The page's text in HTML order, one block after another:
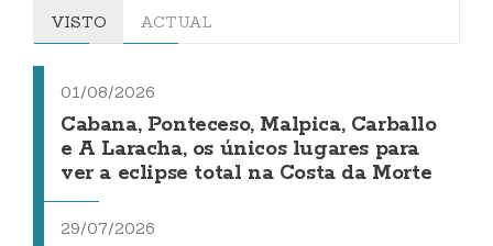
VISTO ACTUAL
01/08/2026
Cabana, Ponteceso, Malpica, Carballo
e A Laracha, os únicos lugares para
ver a eclipse total na Costa da Morte
29/07/2026